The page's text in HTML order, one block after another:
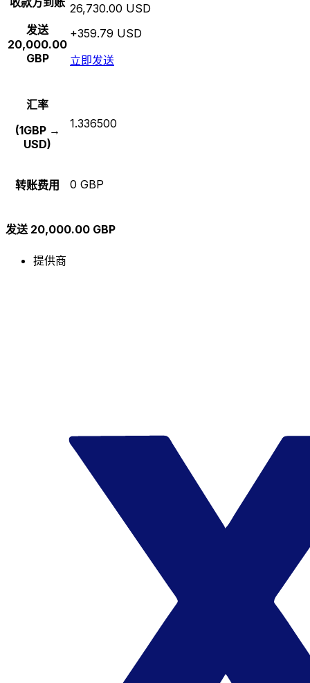
发送
20,000.00
GBP
26,730.00 USD
+359.79 USD
立即发送
汇率
(1GBP →
USD)
1.336500
转账费用 0 GBP
发送 20,000.00 GBP
提供商